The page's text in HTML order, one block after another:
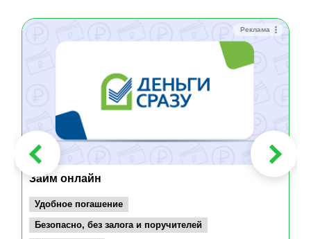
Реклама
Займ онлайн
Удобное погашение
Безопасно, без залога и поручителей